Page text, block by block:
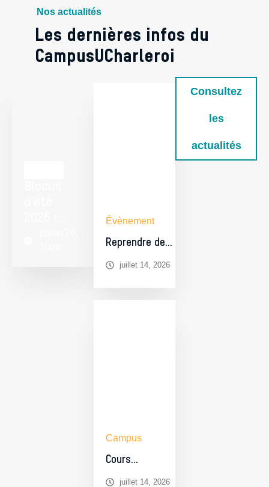
Nos actualités
Les dernières infos du
CampusUCharleroi
Évènement
Reprendre des
études en
à Charleroi : ce
juillet 14, 2026
Campus
Cours
préparatoires
juillet 14, 2026
Consultez
les
actualités